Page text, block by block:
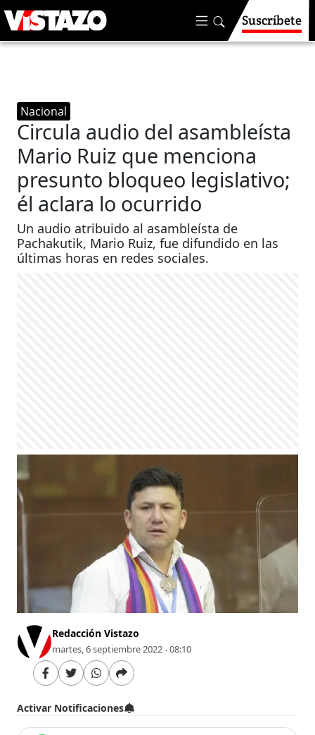
Suscríbete
Nacional
Circula audio del asambleísta
Mario Ruiz que menciona
presunto bloqueo legislativo;
él aclara lo ocurrido
Un audio atribuido al asambleísta de
Pachakutik, Mario Ruiz, fue difundido en las
últimas horas en redes sociales.
Redacción Vistazo
martes, 6 septiembre 2022 - 08:10
Activar Notificaciones